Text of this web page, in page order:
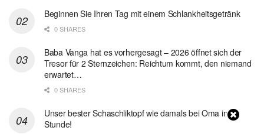
Beginnen Sie Ihren Tag mit einem Schlankheitsgetränk
0 SHARES
Baba Vanga hat es vorhergesagt – 2026 öffnet sich der
Tresor für 2 Sternzeichen: Reichtum kommt, den niemand
erwartet…
0 SHARES
Unser bester Schaschliktopf wie damals bei Oma in 1
Stunde!